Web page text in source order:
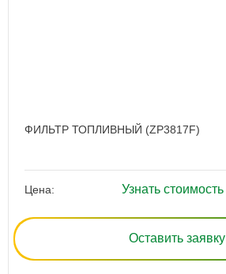
ФИЛЬТР ТОПЛИВНЫЙ (ZP3817F)
Цена: Узнать стоимость
Оставить заявку